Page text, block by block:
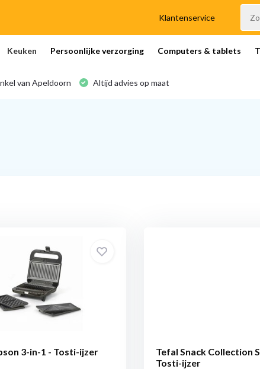
Klantenservice
Keuken Persoonlijke verzorging Computers & tablets
van Apeldoorn Altijd advies op maat
3-in-1 - Tosti-ijzer
Tefal Snack Collection
Tosti-ijzer